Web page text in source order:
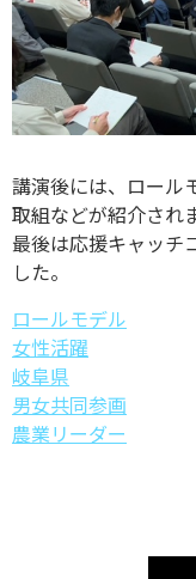
講演後には、ロール
取組などが紹介され
最後は応援キャッチ
した。
ロールモデル
女性活躍
岐阜県
男女共同参画
農業リーダー